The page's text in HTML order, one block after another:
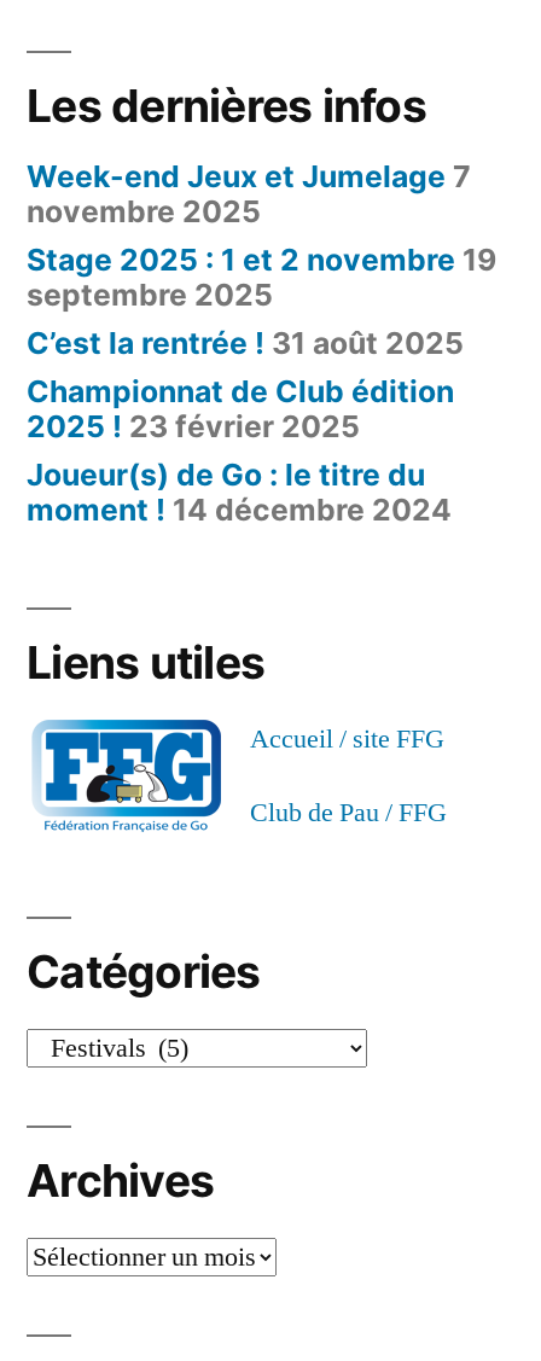
Les dernières infos
Week-end Jeux et Jumelage 7
novembre 2025
Stage 2025 : 1 et 2 novembre 19
septembre 2025
C’est la rentrée ! 31 août 2025
Championnat de Club édition
2025 ! 23 février 2025
Joueur(s) de Go : le titre du
moment ! 14 décembre 2024
Liens utiles
Accueil / site FFG
Club de Pau / FFG
Catégories
Catégories
Archives
Archives